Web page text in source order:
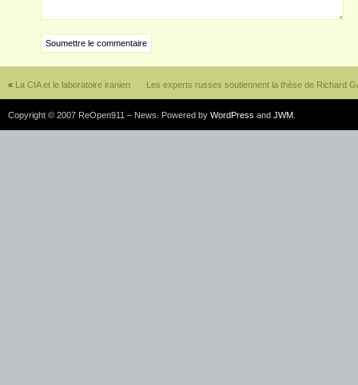
« La CIA et le laboratoire iranien Les experts russes soutiennent la thèse de Richard
Copyright © 2007 ReOpen911 – News. Powered by WordPress and JWM